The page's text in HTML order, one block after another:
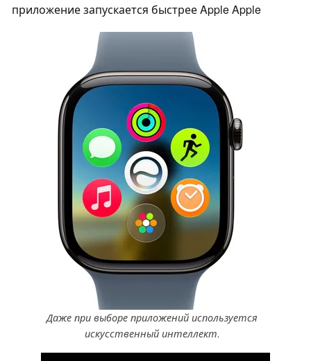
приложение запускается быстрее Apple Apple
Даже при выборе приложений используется
искусственный интеллект.